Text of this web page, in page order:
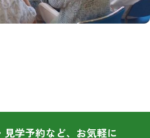
見学予約など、お気軽に